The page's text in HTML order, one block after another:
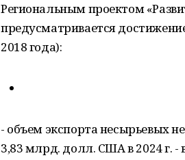
Региональным проектом
предусматривается
2018 года):
- объем экспорта несырьевых
3,83 млрд. долл. США в 2024 г. -